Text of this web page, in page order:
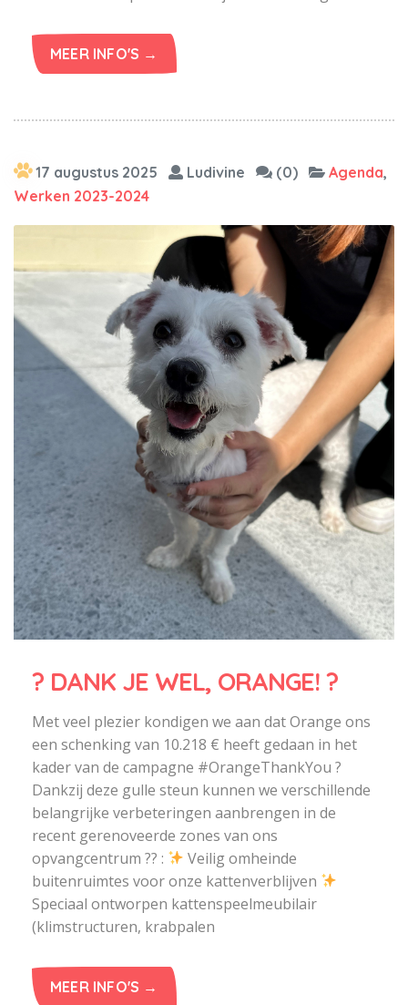
MEER INFO'S →
17 augustus 2025 Ludivine (0) Agenda,
Werken 2023-2024
? DANK JE WEL, ORANGE! ?
Met veel plezier kondigen we aan dat Orange ons
een schenking van 10.218 € heeft gedaan in het
kader van de campagne #OrangeThankYou ?
Dankzij deze gulle steun kunnen we verschillende
belangrijke verbeteringen aanbrengen in de
recent gerenoveerde zones van ons
opvangcentrum ?? :
Veilig omheinde
buitenruimtes voor onze kattenverblijven
Speciaal ontworpen kattenspeelmeubilair
(klimstructuren, krabpalen
MEER INFO'S →